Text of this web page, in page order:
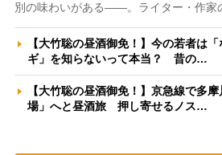
別の味わいがある――。ライター・作家
【大竹聡の昼酒御免！】今の若者は
ギ」を知らないって本当？ 昔の…
【大竹聡の昼酒御免！】京急線で多
場」へと昼酒旅 押し寄せるノス…